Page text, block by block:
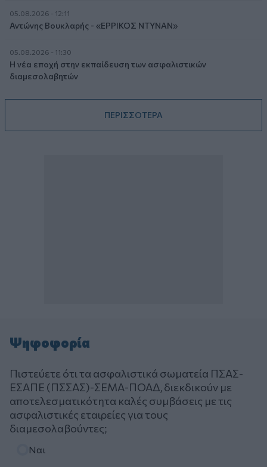
05.08.2026 - 12:11
Αντώνης Βουκλαρής - «ΕΡΡΙΚΟΣ ΝΤΥΝΑΝ»
05.08.2026 - 11:30
Η νέα εποχή στην εκπαίδευση των ασφαλιστικών
διαμεσολαβητών
ΠΕΡΙΣΣΟΤΕΡΑ
Ψηφοφορία
Πιστεύετε ότι τα ασφαλιστικά σωματεία ΠΣΑΣ-
ΕΣΑΠΕ (ΠΣΣΑΣ)-ΣΕΜΑ-ΠΟΑΔ, διεκδικούν με
αποτελεσματικότητα καλές συμβάσεις με τις
ασφαλιστικές εταιρείες για τους
διαμεσολαβούντες;
Ναι